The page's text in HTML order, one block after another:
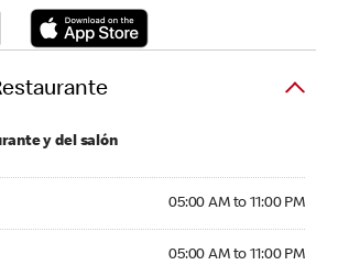
y del salón
05:00 AM to 11:00 PM
05:00 AM to 11:00 PM